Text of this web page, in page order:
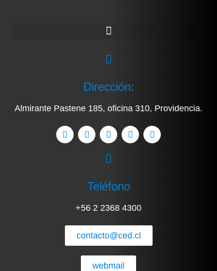
Dirección:
Almirante Pastene 185, oficina 310, Providencia.
Teléfono
+56 2 2368 4300
contacto@ced.cl
webmail